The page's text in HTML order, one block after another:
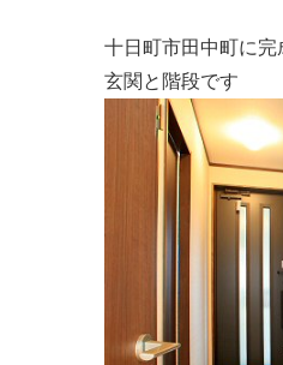
十日町市田中町に
玄関と階段です